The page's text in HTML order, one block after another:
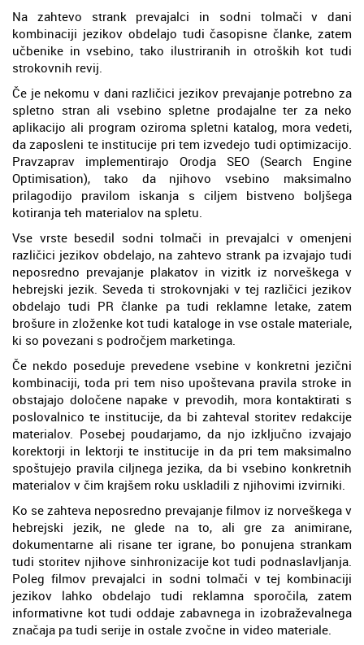
Na zahtevo strank prevajalci in sodni tolmači v dani
kombinaciji jezikov obdelajo tudi časopisne članke, zatem
učbenike in vsebino, tako ilustriranih in otroških kot tudi
strokovnih revij.
Če je nekomu v dani različici jezikov prevajanje potrebno za
spletno stran ali vsebino spletne prodajalne ter za neko
aplikacijo ali program oziroma spletni katalog, mora vedeti,
da zaposleni te institucije pri tem izvedejo tudi optimizacijo.
Pravzaprav implementirajo Orodja SEO (Search Engine
Optimisation), tako da njihovo vsebino maksimalno
prilagodijo pravilom iskanja s ciljem bistveno boljšega
kotiranja teh materialov na spletu.
Vse vrste besedil sodni tolmači in prevajalci v omenjeni
različici jezikov obdelajo, na zahtevo strank pa izvajajo tudi
neposredno prevajanje plakatov in vizitk iz norveškega v
hebrejski jezik. Seveda ti strokovnjaki v tej različici jezikov
obdelajo tudi PR članke pa tudi reklamne letake, zatem
brošure in zloženke kot tudi kataloge in vse ostale materiale,
ki so povezani s področjem marketinga.
Če nekdo poseduje prevedene vsebine v konkretni jezični
kombinaciji, toda pri tem niso upoštevana pravila stroke in
obstajajo določene napake v prevodih, mora kontaktirati s
poslovalnico te institucije, da bi zahteval storitev redakcije
materialov. Posebej poudarjamo, da njo izključno izvajajo
korektorji in lektorji te institucije in da pri tem maksimalno
spoštujejo pravila ciljnega jezika, da bi vsebino konkretnih
materialov v čim krajšem roku uskladili z njihovimi izvirniki.
Ko se zahteva neposredno prevajanje filmov iz norveškega v
hebrejski jezik, ne glede na to, ali gre za animirane,
dokumentarne ali risane ter igrane, bo ponujena strankam
tudi storitev njihove sinhronizacije kot tudi podnaslavljanja.
Poleg filmov prevajalci in sodni tolmači v tej kombinaciji
jezikov lahko obdelajo tudi reklamna sporočila, zatem
informativne kot tudi oddaje zabavnega in izobraževalnega
značaja pa tudi serije in ostale zvočne in video materiale.